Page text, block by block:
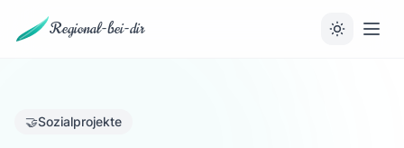
Regional-bei-dir
🤝Sozialprojekte